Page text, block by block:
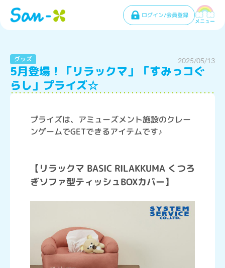
ログイン/会員登録
メニュー
グッズ 2025/05/13
5月登場！「リラックマ」「すみっコぐ
らし」プライズ☆
プライズは、アミューズメント施設のクレー
ンゲームでGETできるアイテムです♪
【リラックマ BASIC RILAKKUMA くつろ
ぎソファ型ティッシュBOXカバー】